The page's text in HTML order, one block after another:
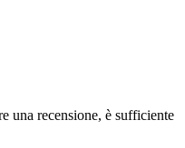
una recensione, è sufficiente